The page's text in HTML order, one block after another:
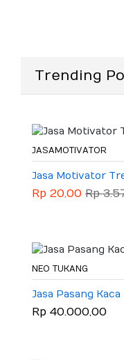
Trending
JASAMOTIVATOR
Jasa Motivator
Rp 20,00 Rp
NEO TUKANG
Jasa Pasang
Rp 40.000,00